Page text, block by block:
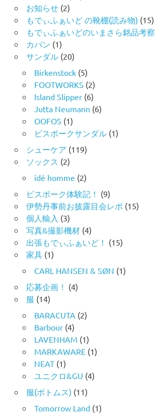
お知らせ(2)
もでぃふぁいど の靴棚(読み物) (15)
もでぃふぁいどのいまさら銘品考察
カバン (1)
サンダル(20)
Birkenstock(5)
FOOTWORKS (2)
Island Slipper(6)
Jutta Neumann (6)
OOFOS (1)
ビスポークサンダル(1)
シューケア (119)
ソックス (2)
idé homme (2)
ビスポーク体験記！ (9)
伊勢丹事前お披露目会レポ (15)
個人輸入 (3)
写真&撮影機材(4)
出張もでぃふぁいど！ (15)
家具(1)
CARL HANSEN & SØN (1)
応募企画！ (4)
服 (14)
BARACUTA (2)
Barbour(4)
LAVENHAM (1)
MARKAWARE(1)
NEAT(1)
ユニクロ&GU (4)
服(ボトムス) (11)
Tomorrow Land(1)